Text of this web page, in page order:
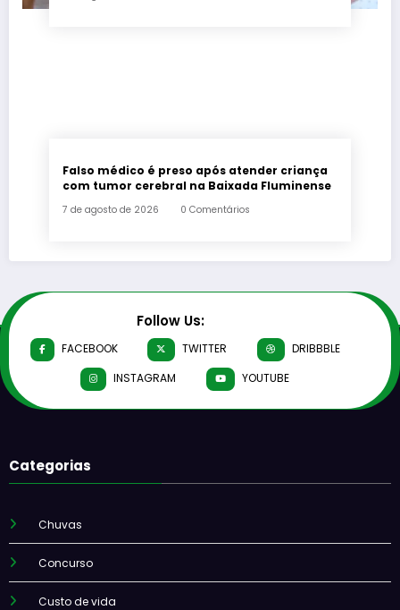
Falso médico é preso após atender criança
com tumor cerebral na Baixada Fluminense
7 de agosto de 2026 0 Comentários
Follow Us:
FACEBOOK TWITTER
DRIBBBLE
INSTAGRAM
YOUTUBE
Categorias
Chuvas
Concurso
Custo de vida